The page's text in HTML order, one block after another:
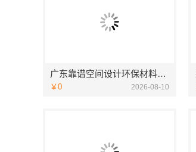
广东靠谱空间设计环保材料广东鼎饰空间装饰
￥0 2026-08-10